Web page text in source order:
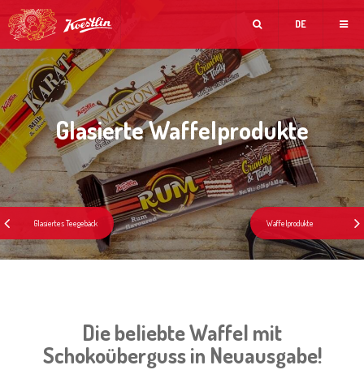
DE
Glasierte Waffelprodukte
Die beliebte Waffel mit
Schokoüberguss in Neuausgabe!